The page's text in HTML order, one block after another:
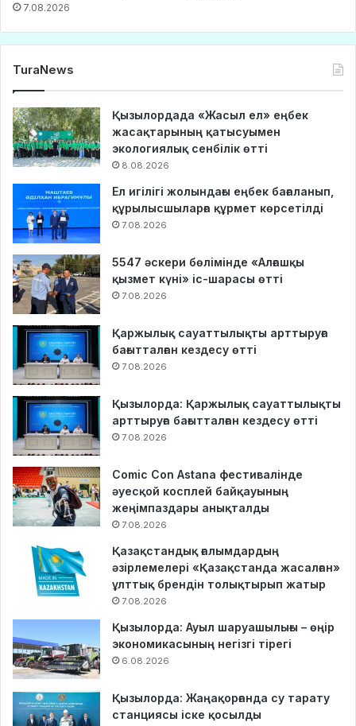
7.08.2026
TuraNews
Қызылордада «Жасыл ел» еңбек
жасақтарының қатысуымен
экологиялық сенбілік өтті
8.08.2026
Ел игілігі жолындағы еңбек бағаланып,
құрылысшыларға құрмет көрсетілді
7.08.2026
5547 әскери бөлімінде «Алғашқы
қызмет күні» іс-шарасы өтті
7.08.2026
Қаржылық сауаттылықты арттыруға
бағытталған кездесу өтті
7.08.2026
Қызылорда: Қаржылық сауаттылықты
арттыруға бағытталған кездесу өтті
7.08.2026
Comic Con Astana фестивалінде
әуесқой косплей байқауының
жеңімпаздары анықталды
7.08.2026
Қазақстандық ғалымдардың
әзірлемелері «Қазақстанда жасалған»
ұлттық брендін толықтырып жатыр
7.08.2026
Қызылорда: Ауыл шаруашылығы – өңір
экономикасының негізгі тірегі
6.08.2026
Қызылорда: Жаңақорғанда су тарату
станциясы іске қосылды